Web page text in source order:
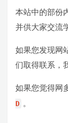
本站中的部份
并供大家交流
如果您发现网
们取得联系，
如果您觉得网
D 。